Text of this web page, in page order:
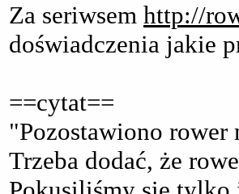
Za seriwsem http://
doświadczenia jakie
==cytat==
"Pozostawiono
Trzeba dodać, że